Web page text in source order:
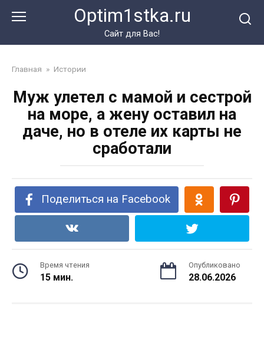
Optim1stka.ru
Сайт для Вас!
Главная » Истории
Муж улетел с мамой и сестрой
на море, а жену оставил на
даче, но в отеле их карты не
сработали
Поделиться на Facebook
Время чтения
15 мин.
Опубликовано
28.06.2026